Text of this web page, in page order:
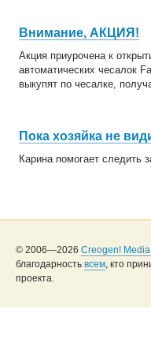
Внимание, АКЦИЯ!
Акция приурочена к
автоматических чесалок
выкупят по чесалке,
Пока хозяйка не
Карина помогает следить
© 2006—2026 Creogen!
благодарность всем, кто
проекта.